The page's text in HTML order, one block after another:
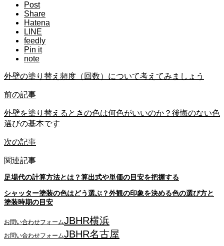
Post
Share
Hatena
LINE
feedly
Pin it
note
外壁の塗り替え頻度（回数）について考えてみましょう
前の記事
外壁を塗り替えるときの色は何色がいいのか？後悔のない色
選びの基本です
次の記事
関連記事
足場代の計算方法とは？算出式や単価の目安を把握する
シャッター塗装の色はどう選ぶ？外観の印象を決める色の選び方と
塗装時期の目安
お問い合わせフォームJBHR横浜
お問い合わせフォームJBHR名古屋